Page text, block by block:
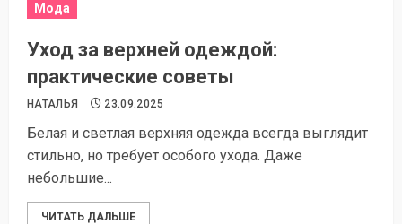
Мода
Уход за верхней одеждой:
практические советы
НАТАЛЬЯ 23.09.2025
Белая и светлая верхняя одежда всегда выглядит
стильно, но требует особого ухода. Даже
небольшие...
ЧИТАТЬ ДАЛЬШЕ